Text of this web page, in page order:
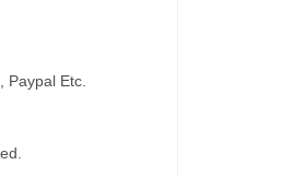
Paypal Etc.